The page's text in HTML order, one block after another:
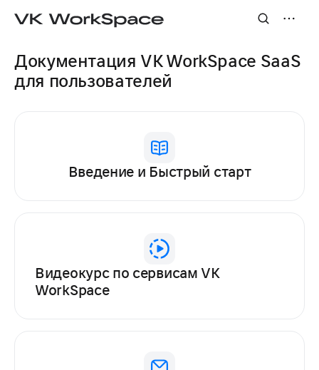
Документация VK WorkSpace SaaS
для пользователей
Введение и Быстрый старт
Видеокурс по сервисам VK
WorkSpace